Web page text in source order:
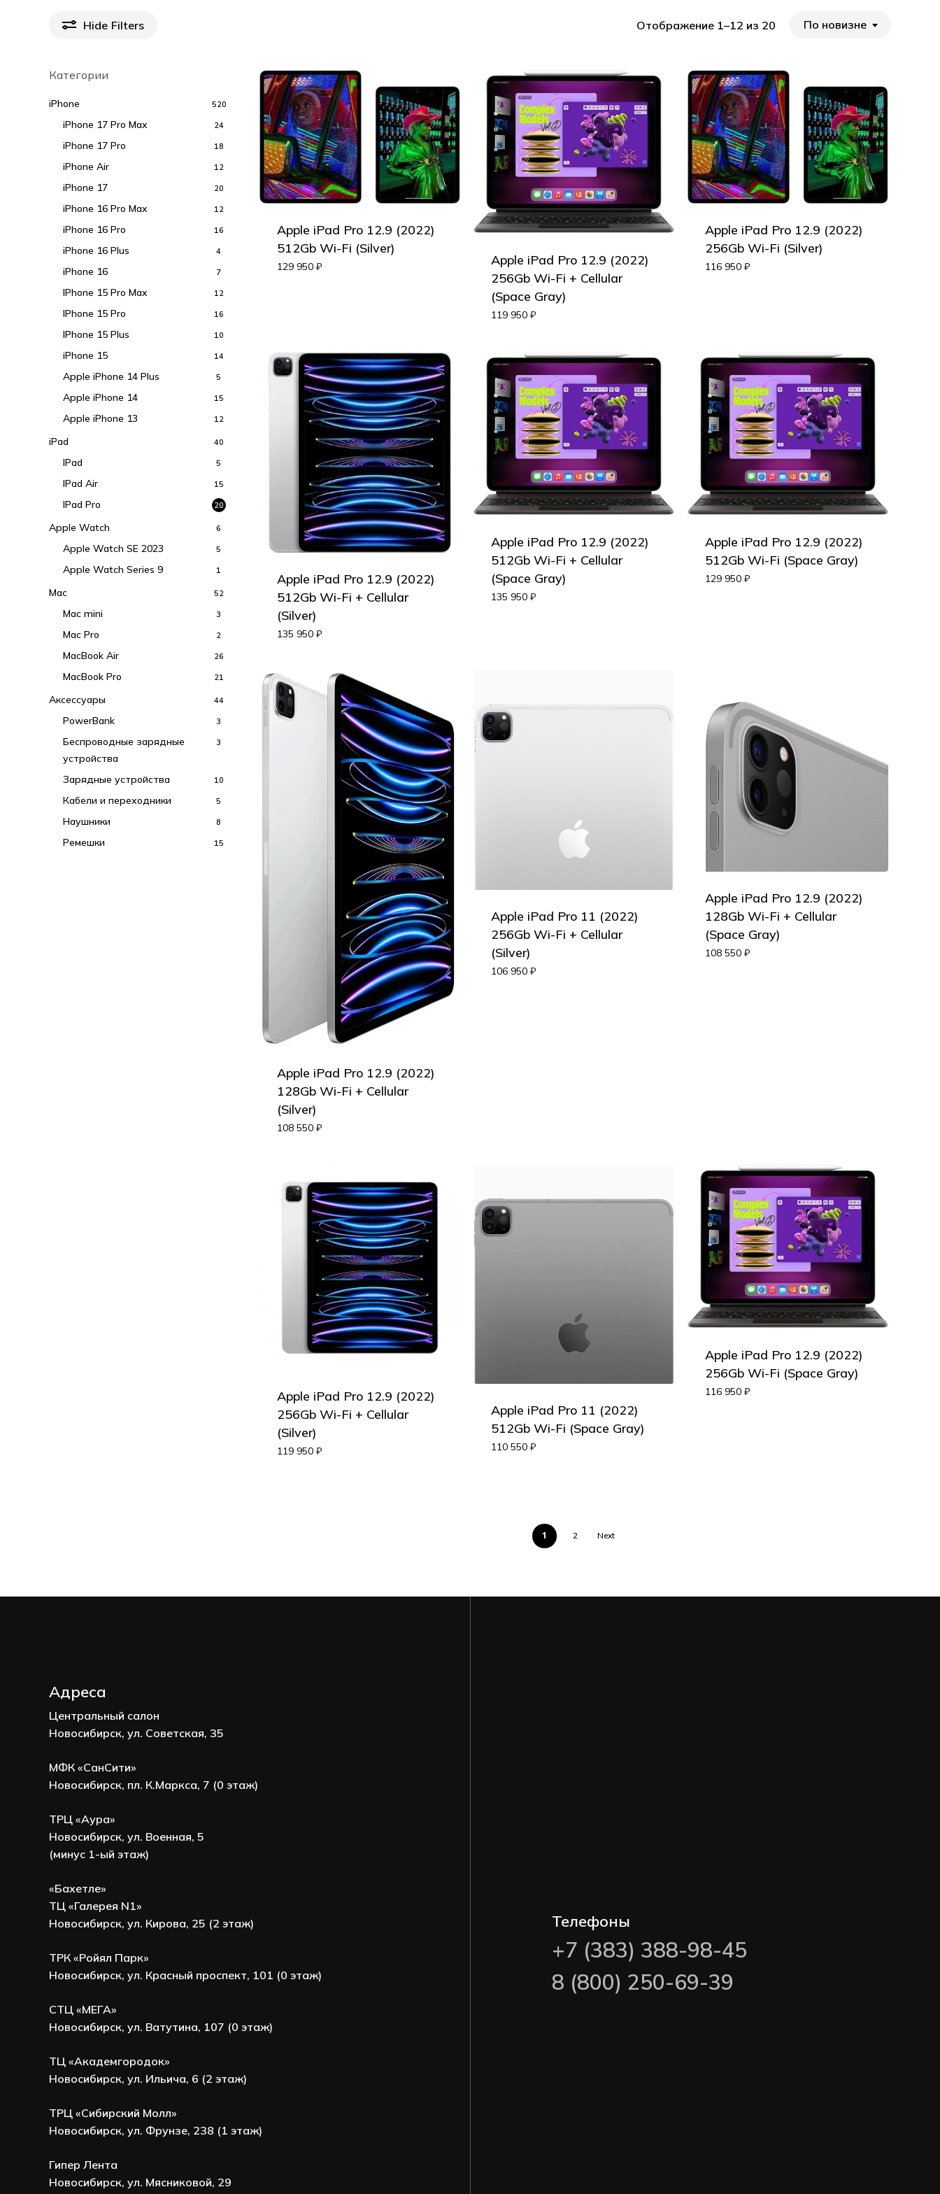
Hide Filters Отображение 1–12 из 20 По новизне
Категории
iPhone 520
iPhone 17 Pro Max 24
iPhone 17 Pro 18
iPhone Air 12
iPhone 17 20
iPhone 16 Pro Max 12
iPhone 16 Pro 16
iPhone 16 Plus 4
iPhone 16 7
IPhone 15 Pro Max 12
IPhone 15 Pro 16
IPhone 15 Plus 10
iPhone 15 14
Apple iPhone 14 Plus 5
Apple iPhone 14 15
Apple iPhone 13 12
iPad 40
IPad 5
IPad Air 15
IPad Pro 20
Apple Watch 6
Apple Watch SE 2023 5
Apple Watch Series 9 1
Mac 52
Mac mini 3
Mac Pro 2
MacBook Air 26
MacBook Pro 21
Аксессуары 44
PowerBank 3
Беспроводные зарядные
устройства
3
Зарядные устройства 10
Кабели и переходники 5
Наушники 8
Ремешки 15
Apple iPad Pro 12.9 (2022)
512Gb Wi-Fi (Silver)
129 950 ₽
Apple iPad Pro 12.9 (2022)
256Gb Wi-Fi + Cellular
(Space Gray)
119 950 ₽
Apple iPad Pro 12.9 (2022)
256Gb Wi-Fi (Silver)
116 950 ₽
Apple iPad Pro 12.9 (2022)
512Gb Wi-Fi + Cellular
(Silver)
135 950 ₽
Apple iPad Pro 12.9 (2022)
512Gb Wi-Fi + Cellular
(Space Gray)
135 950 ₽
Apple iPad Pro 12.9 (2022)
512Gb Wi-Fi (Space Gray)
129 950 ₽
Apple iPad Pro 12.9 (2022)
128Gb Wi-Fi + Cellular
(Silver)
108 550 ₽
Apple iPad Pro 11 (2022)
256Gb Wi-Fi + Cellular
(Silver)
106 950 ₽
Apple iPad Pro 12.9 (2022)
128Gb Wi-Fi + Cellular
(Space Gray)
108 550 ₽
Apple iPad Pro 12.9 (2022)
256Gb Wi-Fi + Cellular
(Silver)
119 950 ₽
Apple iPad Pro 11 (2022)
512Gb Wi-Fi (Space Gray)
110 550 ₽
Apple iPad Pro 12.9 (2022)
256Gb Wi-Fi (Space Gray)
116 950 ₽
1 2 Next
Адреса
Центральный салон
Новосибирск, ул. Советская, 35
МФК «СанСити»
Новосибирск, пл. К.Маркса, 7 (0 этаж)
ТРЦ «Аура»
Новосибирск, ул. Военная, 5
(минус 1-ый этаж)
«Бахетле»
ТЦ «Галерея N1»
Новосибирск, ул. Кирова, 25 (2 этаж)
ТРК «Ройял Парк»
Новосибирск, ул. Красный проспект, 101 (0 этаж)
СТЦ «МЕГА»
Новосибирск, ул. Ватутина, 107 (0 этаж)
ТЦ «Академгородок»
Новосибирск, ул. Ильича, 6 (2 этаж)
ТРЦ «Сибирский Молл»
Новосибирск, ул. Фрунзе, 238 (1 этаж)
Гипер Лента
Новосибирск, ул. Мясниковой, 29
Телефоны
+7 (383) 388-98-45
8 (800) 250-69-39